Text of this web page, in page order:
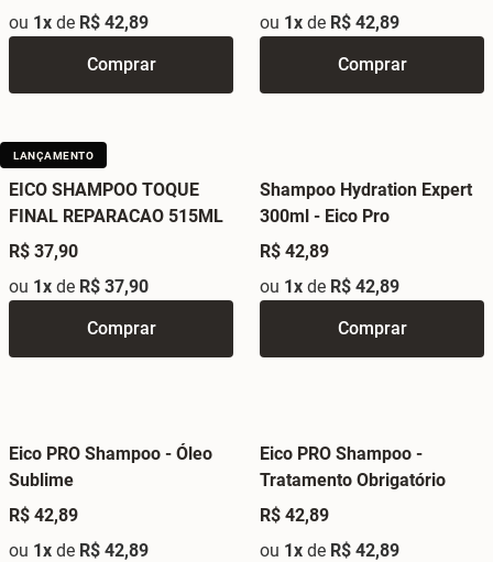
ou 1x de R$ 42,89
Comprar
ou 1x de R$ 42,89
Comprar
LANÇAMENTO
EICO SHAMPOO TOQUE
FINAL REPARACAO 515ML
R$ 37,90
ou 1x de R$ 37,90
Comprar
Shampoo Hydration Expert
300ml - Eico Pro
R$ 42,89
ou 1x de R$ 42,89
Comprar
Eico PRO Shampoo - Óleo
Sublime
R$ 42,89
ou 1x de R$ 42,89
Eico PRO Shampoo -
Tratamento Obrigatório
R$ 42,89
ou 1x de R$ 42,89